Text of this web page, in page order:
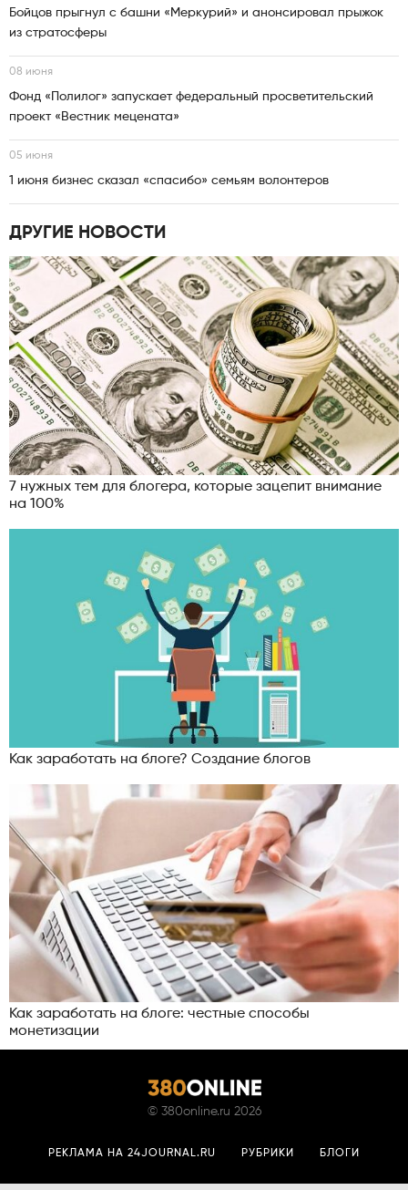
Бойцов прыгнул с башни «Меркурий» и анонсировал прыжок
из стратосферы
08 июня
Фонд «Полилог» запускает федеральный просветительский
проект «Вестник мецената»
05 июня
1 июня бизнес сказал «спасибо» семьям волонтеров
ДРУГИЕ НОВОСТИ
7 нужных тем для блогера, которые зацепит внимание
на 100%
Как заработать на блоге? Создание блогов
Как заработать на блоге: честные способы
монетизации
© 380online.ru 2026
РЕКЛАМА НА 24JOURNAL.RU РУБРИКИ БЛОГИ